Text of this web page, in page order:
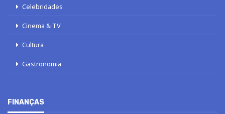
Celebridades
Cinema & TV
Cultura
Gastronomia
FINANÇAS